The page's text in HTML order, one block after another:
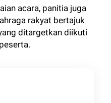
acara, panitia juga
rakyat bertajuk
ditargetkan diikuti